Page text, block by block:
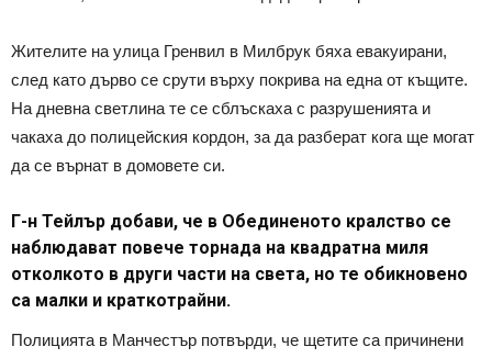
Жителите на улица Гренвил в Милбрук бяха евакуирани,
след като дърво се срути върху покрива на една от къщите.
На дневна светлина те се сблъскаха с разрушенията и
чакаха до полицейския кордон, за да разберат кога ще могат
да се върнат в домовете си.
Г-н Тейлър добави, че в Обединеното кралство се
наблюдават повече торнада на квадратна миля
отколкото в други части на света, но те обикновено
са малки и краткотрайни.
Полицията в Манчестър потвърди, че щетите са причинени